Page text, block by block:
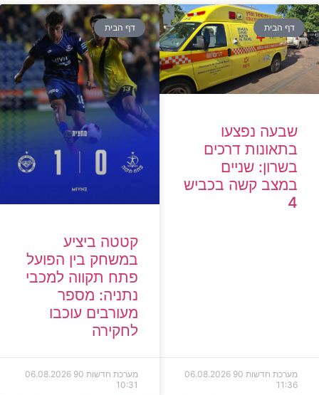
דף הבית
שבעה נפצעו
בתאונות דרכים
בשרון: שניים
במצב קשה בכביש
4
מערכת חדשות 90
06.08.2026
11:36
דף הבית
קטטה ביציע
במשחק בין הפועל
פתח תקווה למכבי
נתניה: מספר
מעורבים עוכבו
לחקירה
מערכת חדשות 90
06.08.2026
10:31